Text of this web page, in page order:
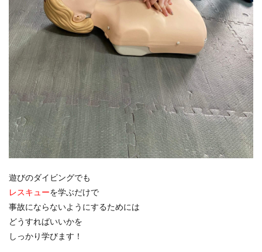
遊びのダイビングでも
レスキューを学ぶだけで
事故にならないようにするためには
どうすればいいかを
しっかり学びます！